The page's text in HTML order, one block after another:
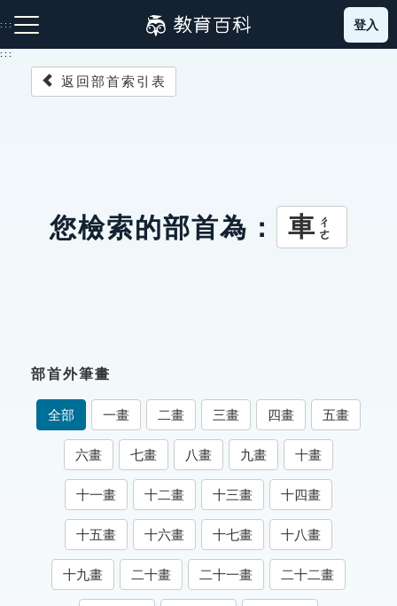
到
主
:::
成語故事
索引選單
知識索引
單字索引
生命大百科索引
遊戲專區
登入
:::
返回部首索引表
您檢索的部首為： 車 ㄔㄜ
部首外筆畫
全部 一畫 二畫 三畫 四畫 五畫
六畫 七畫 八畫 九畫 十畫
十一畫 十二畫 十三畫 十四畫
十五畫 十六畫 十七畫 十八畫
十九畫 二十畫 二十一畫 二十二畫